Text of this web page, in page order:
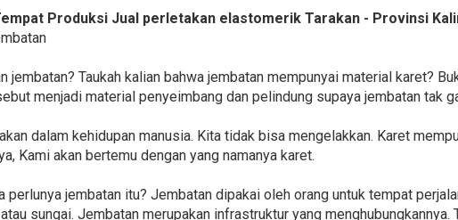
Produksi Jual perletakan elastomerik Tarakan - Provinsi
jembatan? Taukah kalian bahwa jembatan mempunyai material karet?
menjadi material penyeimbang dan pelindung supaya jembatan tak
dalam kehidupan manusia. Kita tidak bisa mengelakkan. Karet
Kami akan bertemu dengan yang namanya karet.
perlunya jembatan itu? Jembatan dipakai oleh orang untuk tempat
sungai. Jembatan merupakan infrastruktur yang